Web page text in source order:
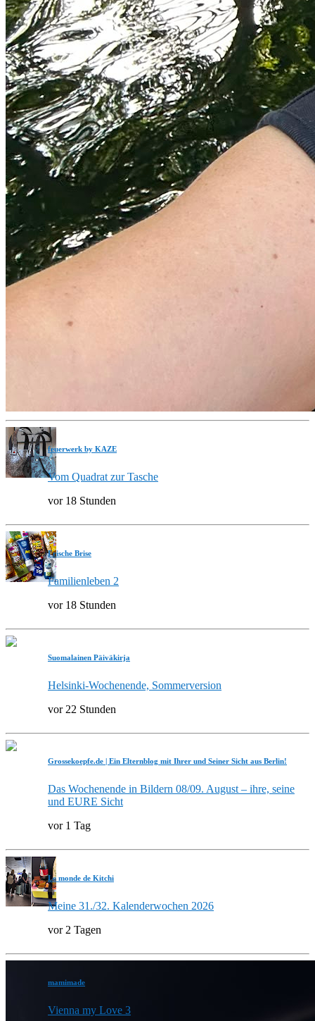
feuerwerk by KAZE
Vom Quadrat zur Tasche
vor 18 Stunden
Frische Brise
Familienleben 2
vor 18 Stunden
Suomalainen Päiväkirja
Helsinki-Wochenende, Sommerversion
vor 22 Stunden
Grossekoepfe.de | Ein Elternblog mit Ihrer und Seiner Sicht aus Berlin!
Das Wochenende in Bildern 08/09. August – ihre, seine
und EURE Sicht
vor 1 Tag
Le monde de Kitchi
Meine 31./32. Kalenderwochen 2026
vor 2 Tagen
mamimade
Vienna my Love 3